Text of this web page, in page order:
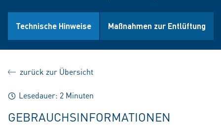
Technische Hinweise Maßnahmen zur Entlüftung
zurück zur Übersicht
Lesedauer: 2 Minuten
GEBRAUCHSINFORMATIONEN